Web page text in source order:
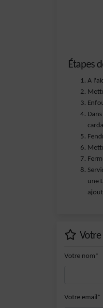
Étapes
A
une
Votre nom*
Votre email*